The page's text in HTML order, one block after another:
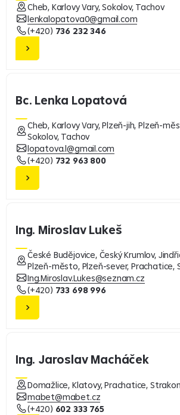
Cheb, Karlovy Vary, Sokolov, Tachov
lenkalopatova0@gmail.com
(+420) 736 232 346
Bc. Lenka Lopatová
Cheb, Karlovy Vary, Plzeň-jih, Plzeň-
Sokolov, Tachov
lopatova.l@gmail.com
(+420) 732 963 800
Ing. Miroslav Lukeš
České Budějovice, Český Krumlov,
Plzeň-město, Plzeň-sever, Prachatice,
Ing.Miroslav.Lukes@seznam.cz
(+420) 733 698 996
Ing. Jaroslav Macháček
Domažlice, Klatovy, Prachatice,
mabet@mabet.cz
(+420) 602 333 765